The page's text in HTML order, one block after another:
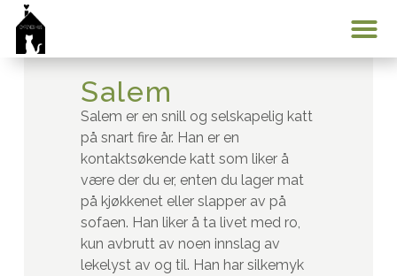
Salem
Salem er en snill og selskapelig katt
på snart fire år. Han er en
kontaktsøkende katt som liker å
være der du er, enten du lager mat
på kjøkkenet eller slapper av på
sofaen. Han liker å ta livet med ro,
kun avbrutt av noen innslag av
lekelyst av og til. Han har silkemyk